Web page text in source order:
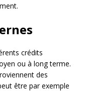
crédits
ou à long terme.
des
être par exemple